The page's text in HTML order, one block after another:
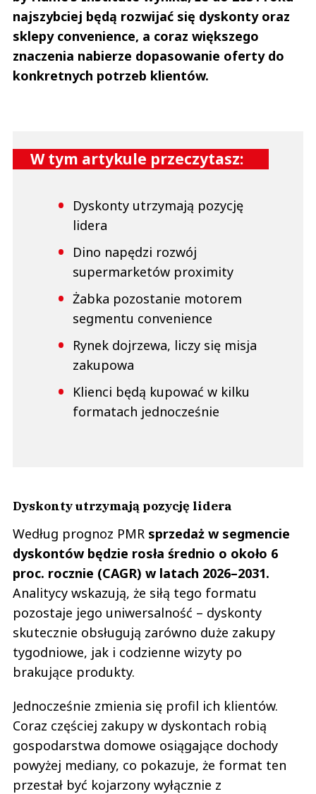
najszybciej będą rozwijać się dyskonty oraz
sklepy convenience, a coraz większego
znaczenia nabierze dopasowanie oferty do
konkretnych potrzeb klientów.
W tym artykule przeczytasz:
Dyskonty utrzymają pozycję
lidera
Dino napędzi rozwój
supermarketów proximity
Żabka pozostanie motorem
segmentu convenience
Rynek dojrzewa, liczy się misja
zakupowa
Klienci będą kupować w kilku
formatach jednocześnie
Dyskonty utrzymają pozycję lidera
Według prognoz PMR sprzedaż w segmencie
dyskontów będzie rosła średnio o około 6
proc. rocznie (CAGR) w latach 2026–2031.
Analitycy wskazują, że siłą tego formatu
pozostaje jego uniwersalność – dyskonty
skutecznie obsługują zarówno duże zakupy
tygodniowe, jak i codzienne wizyty po
brakujące produkty.
Jednocześnie zmienia się profil ich klientów.
Coraz częściej zakupy w dyskontach robią
gospodarstwa domowe osiągające dochody
powyżej mediany, co pokazuje, że format ten
przestał być kojarzony wyłącznie z